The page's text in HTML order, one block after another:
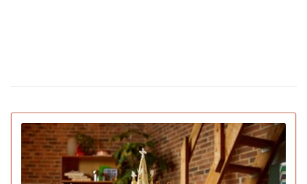
15 умирающих профессий, которым грозит
16 декабря 16:22 Pantone назвал главный цвет 2026 года:
символизирует спокойствие (видео)
10 декабря 17:33
Pornhub подвел итоги года: Украина в
топ-20 по просмотрам